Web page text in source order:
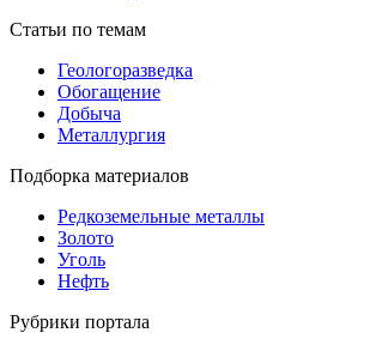
Статьи по темам
Геологоразведка
Обогащение
Добыча
Металлургия
Подборка материалов
Редкоземельные металлы
Золото
Уголь
Нефть
Рубрики портала